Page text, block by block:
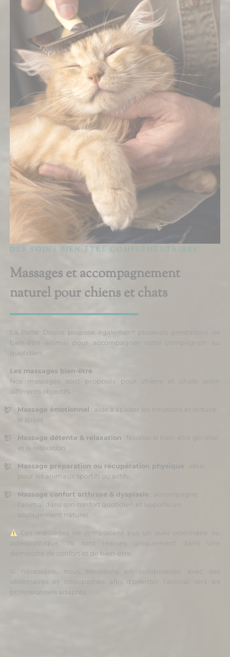
DES SOINS BIEN-ÊTRE COMPLÉMENTAIRES
Massages et accompagnement
naturel pour chiens et chats
La Patte Douce propose également plusieurs prestations de
bien-être animal pour accompagner votre compagnon au
quotidien.
Les massages bien-être
Nos massages sont proposés pour chiens et chats selon
différents objectifs :
Massage émotionnel : aide à apaiser les émotions et réduire
le stress
Massage détente & relaxation : favorise le bien-être général
et la relaxation
Massage préparation ou récupération physique : idéal
pour les animaux sportifs ou actifs
Massage confort arthrose & dysplasie : accompagne
l’animal dans son confort quotidien et apporte un
soulagement naturel
Ces massages ne remplacent pas un suivi vétérinaire ou
ostéopathique. Ils sont réalisés uniquement dans une
démarche de confort et de bien-être.
Si nécessaire, nous travaillons en collaboration avec des
vétérinaires et ostéopathes afin d’orienter l’animal vers les
professionnels adaptés.